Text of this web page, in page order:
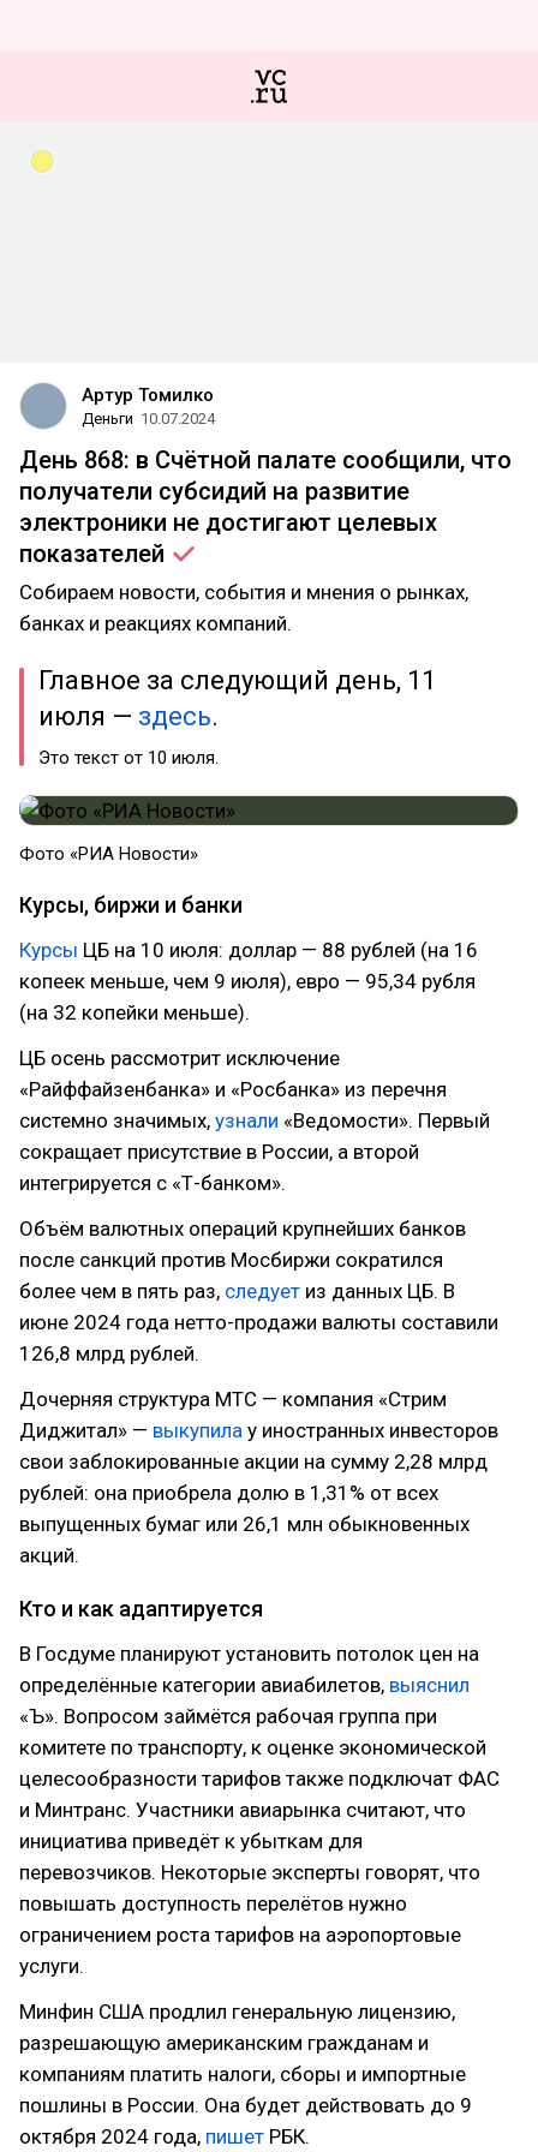
Артур Томилко
Деньги 10.07.2024
День 868: в Счётной палате сообщили, что
получатели субсидий на развитие
электроники не достигают целевых
показателей
Собираем новости, события и мнения о рынках,
банках и реакциях компаний.
Главное за следующий день, 11
июля — здесь.
Это текст от 10 июля.
Фото «РИА Новости»
Курсы, биржи и банки
Курсы ЦБ на 10 июля: доллар — 88 рублей (на 16
копеек меньше, чем 9 июля), евро — 95,34 рубля
(на 32 копейки меньше).
ЦБ осень рассмотрит исключение
«Райффайзенбанка» и «Росбанка» из перечня
системно значимых, узнали «Ведомости». Первый
сокращает присутствие в России, а второй
интегрируется с «Т-банком».
Объём валютных операций крупнейших банков
после санкций против Мосбиржи сократился
более чем в пять раз, следует из данных ЦБ. В
июне 2024 года нетто-продажи валюты составили
126,8 млрд рублей.
Дочерняя структура МТС — компания «Стрим
Диджитал» — выкупила у иностранных инвесторов
свои заблокированные акции на сумму 2,28 млрд
рублей: она приобрела долю в 1,31% от всех
выпущенных бумаг или 26,1 млн обыкновенных
акций.
Кто и как адаптируется
В Госдуме планируют установить потолок цен на
определённые категории авиабилетов, выяснил
«Ъ». Вопросом займётся рабочая группа при
комитете по транспорту, к оценке экономической
целесообразности тарифов также подключат ФАС
и Минтранс. Участники авиарынка считают, что
инициатива приведёт к убыткам для
перевозчиков. Некоторые эксперты говорят, что
повышать доступность перелётов нужно
ограничением роста тарифов на аэропортовые
услуги.
Минфин США продлил генеральную лицензию,
разрешающую американским гражданам и
компаниям платить налоги, сборы и импортные
пошлины в России. Она будет действовать до 9
октября 2024 года, пишет РБК.